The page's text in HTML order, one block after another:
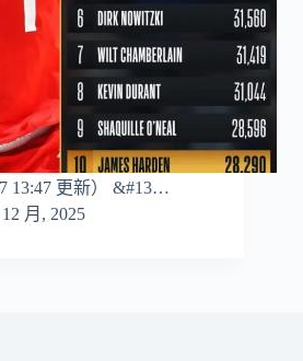
13:47 更新） &#13…
12 月, 2025